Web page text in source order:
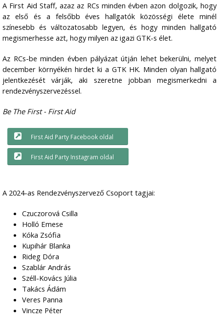
A First Aid Staff, azaz az RCs minden évben azon dolgozik, hogy
az első és a felsőbb éves hallgatók közösségi élete minél
színesebb és változatosabb legyen, és hogy minden hallgató
megismerhesse azt, hogy milyen az igazi GTK-s élet.
Az RCs-be minden évben pályázat útján lehet bekerülni, melyet
december környékén hirdet ki a GTK HK. Minden olyan hallgató
jelentkezését várják, aki szeretne jobban megismerkedni a
rendezvényszervezéssel.
Be The First - First Aid
First Aid Party Facebook oldal
First Aid Party Instagram oldal
A 2024-as Rendezvényszervező Csoport tagjai:
Czuczorová Csilla
Holló Emese
Kóka Zsófia
Kupihár Blanka
Rideg Dóra
Szablár András
Széll-Kovács Júlia
Takács Ádám
Veres Panna
Vincze Péter